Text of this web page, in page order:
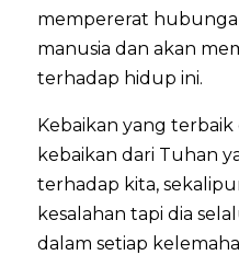
mempererat
manusia dan akan
terhadap hidup ini.
Kebaikan yang
kebaikan dari Tuhan
terhadap kita,
kesalahan tapi dia
dalam setiap